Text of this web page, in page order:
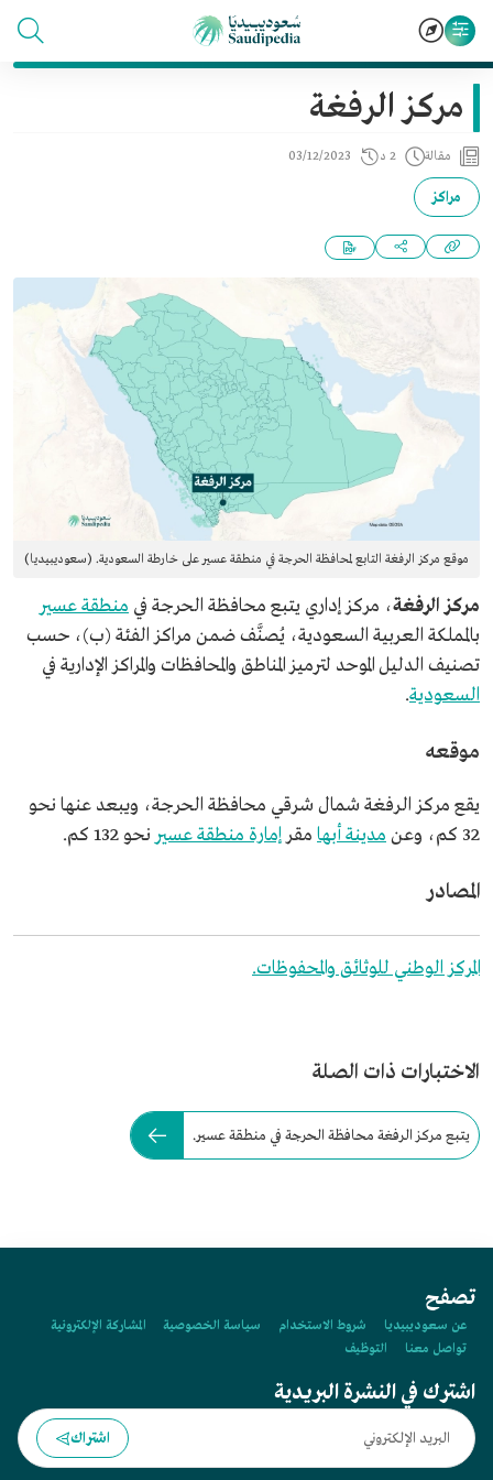
مركز الرفغة
مقالة 2 د 03/12/2023
مراكز
موقع مركز الرفغة التابع لمحافظة الحرجة في منطقة عسير على خارطة السعودية. (سعوديبيديا)
مركز الرفغة، مركز إداري يتبع محافظة الحرجة في منطقة عسير
بالمملكة العربية السعودية، يُصنَّف ضمن مراكز الفئة (ب)، حسب
تصنيف الدليل الموحد لترميز المناطق والمحافظات والمراكز الإدارية في
السعودية.
موقعه
يقع مركز الرفغة شمال شرقي محافظة الحرجة، ويبعد عنها نحو
32 كم، وعن
مدينة أبها مقر إمارة منطقة عسير نحو 132 كم.
المصادر
المركز الوطني للوثائق والمحفوظات.
الاختبارات ذات الصلة
يتبع مركز الرفغة محافظة الحرجة في منطقة عسير.
تصفح
عن سعوديبيديا شروط الاستخدام سياسة الخصوصية
المشاركة الإلكترونية
تواصل معنا
التوظيف
اشترك في النشرة البريدية
اشتراك